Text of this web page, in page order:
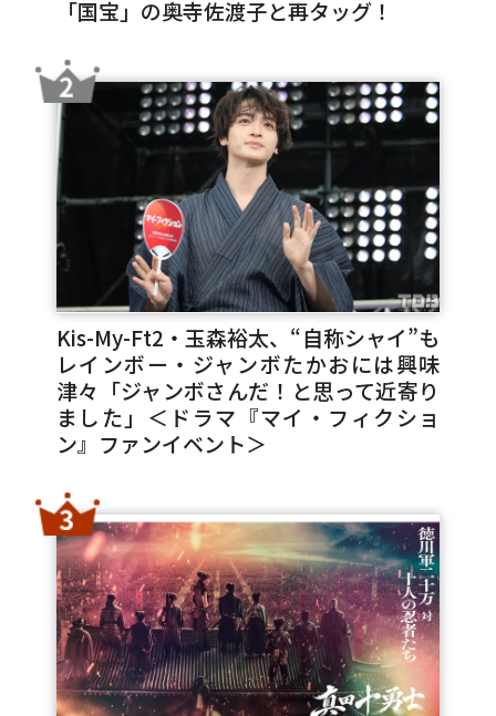
「国宝」の奥寺佐渡子と再タッグ！
Kis-My-Ft2・玉森裕太、“自称シャイ”も
レインボー・ジャンボたかおには興味
津々「ジャンボさんだ！と思って近寄り
ました」＜ドラマ『マイ・フィクショ
ン』ファンイベント＞